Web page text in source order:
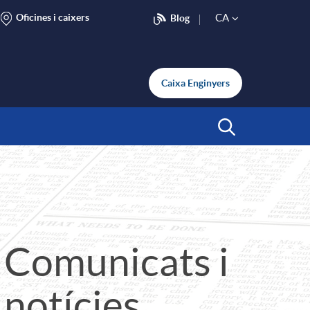
Oficines i caixers Blog
e
e
c
t
CA
Caixa Enginyers
Comunicats i